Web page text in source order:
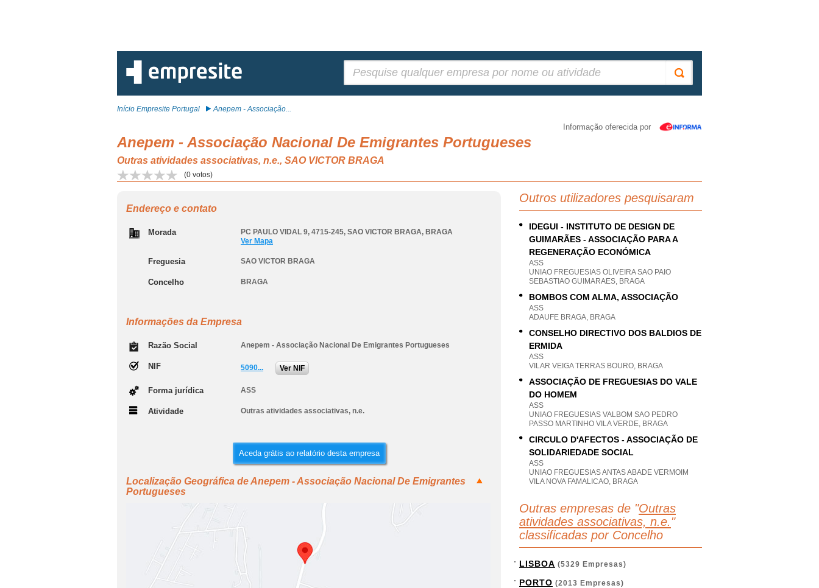
Início Empresite Portugal Anepem - Associação...
Informação oferecida por
Anepem - Associação Nacional De Emigrantes Portugueses
Outras atividades associativas, n.e., SAO VICTOR BRAGA
(0 votos)
Endereço e contato
Morada PC PAULO VIDAL 9, 4715-245, SAO VICTOR BRAGA, BRAGA
Ver Mapa
Freguesia SAO VICTOR BRAGA
Concelho BRAGA
Informações da Empresa
Razão Social Anepem - Associação Nacional De Emigrantes Portugueses
NIF 5090... Ver NIF
Forma jurídica ASS
Atividade Outras atividades associativas, n.e.
Aceda grátis ao relatório desta empresa
Localização Geográfica de Anepem - Associação Nacional De Emigrantes
Portugueses
Outros utilizadores pesquisaram
IDEGUI - INSTITUTO DE DESIGN DE
GUIMARÃES - ASSOCIAÇÃO PARA A
REGENERAÇÃO ECONÓMICA
ASS
UNIAO FREGUESIAS OLIVEIRA SAO PAIO
SEBASTIAO GUIMARAES, BRAGA
BOMBOS COM ALMA, ASSOCIAÇÃO
ASS
ADAUFE BRAGA, BRAGA
CONSELHO DIRECTIVO DOS BALDIOS DE
ERMIDA
ASS
VILAR VEIGA TERRAS BOURO, BRAGA
ASSOCIAÇÃO DE FREGUESIAS DO VALE
DO HOMEM
ASS
UNIAO FREGUESIAS VALBOM SAO PEDRO
PASSO MARTINHO VILA VERDE, BRAGA
CIRCULO D'AFECTOS - ASSOCIAÇÃO DE
SOLIDARIEDADE SOCIAL
ASS
UNIAO FREGUESIAS ANTAS ABADE VERMOIM
VILA NOVA FAMALICAO, BRAGA
Outras empresas de "Outras
atividades associativas, n.e. "
classificadas por Concelho
LISBOA (5329 Empresas)
PORTO (2013 Empresas)